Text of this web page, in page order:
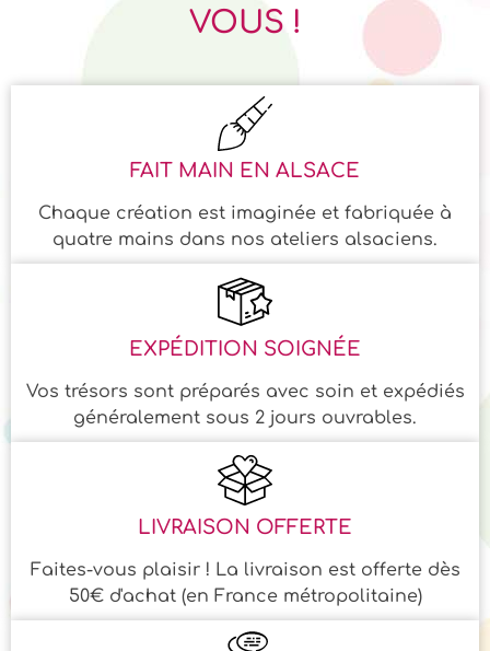
VOUS !
FAIT MAIN EN ALSACE
Chaque création est imaginée et fabriquée à
quatre mains dans nos ateliers alsaciens.
EXPÉDITION SOIGNÉE
Vos trésors sont préparés avec soin et expédiés
généralement sous 2 jours ouvrables.
LIVRAISON OFFERTE
Faites-vous plaisir ! La livraison est offerte dès
50€ d'achat (en France métropolitaine)